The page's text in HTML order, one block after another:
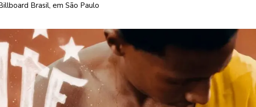
Brasil, em São Paulo